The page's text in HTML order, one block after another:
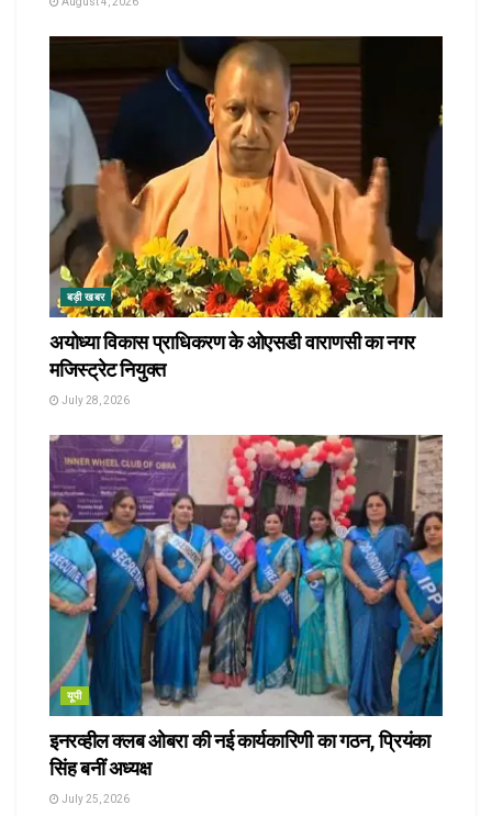
बड़ी खबर
अयोध्या विकास प्राधिकरण के ओएसडी वाराणसी का नगर
मजिस्ट्रेट नियुक्त
July 28, 2026
यूपी
इनरव्हील क्लब ओबरा की नई कार्यकारिणी का गठन, प्रियंका
सिंह बनीं अध्यक्ष
July 25, 2026